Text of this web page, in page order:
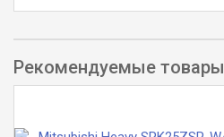
Рекомендуемые товары